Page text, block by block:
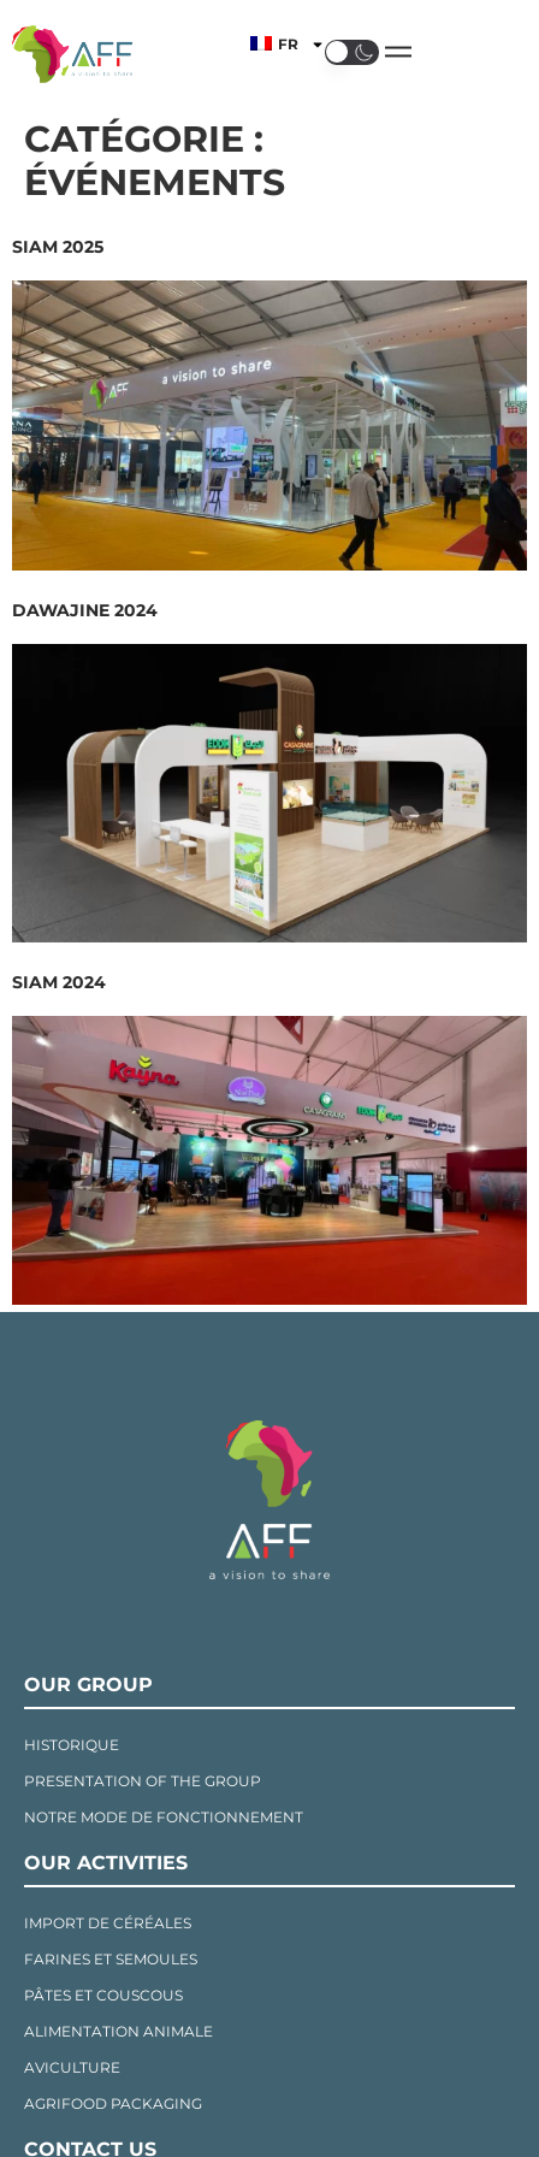
FR
CATÉGORIE :
ÉVÉNEMENTS
SIAM 2025
DAWAJINE 2024
SIAM 2024
OUR GROUP
HISTORIQUE
PRESENTATION OF THE GROUP
NOTRE MODE DE FONCTIONNEMENT
OUR ACTIVITIES
IMPORT DE CÉRÉALES
FARINES ET SEMOULES
PÂTES ET COUSCOUS
ALIMENTATION ANIMALE
AVICULTURE
AGRIFOOD PACKAGING
CONTACT US